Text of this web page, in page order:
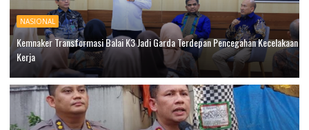
NASIONAL
Kemnaker Transformasi Balai K3 Jadi Garda Terdepan Pencegahan Kecelakaan
Kerja